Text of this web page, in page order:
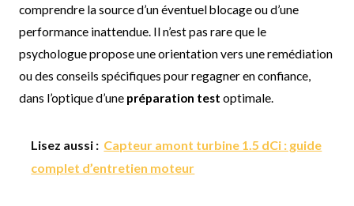
comprendre la source d’un éventuel blocage ou d’une
performance inattendue. Il n’est pas rare que le
psychologue propose une orientation vers une remédiation
ou des conseils spécifiques pour regagner en confiance,
dans l’optique d’une préparation test optimale.
Lisez aussi : Capteur amont turbine 1.5 dCi : guide
complet d’entretien moteur